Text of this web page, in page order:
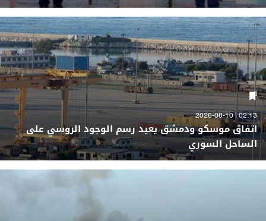
02:13 | 2026-08-10
اتفاق موسكو ودمشق يعيد رسم الوجود الروسي على
الساحل السوري